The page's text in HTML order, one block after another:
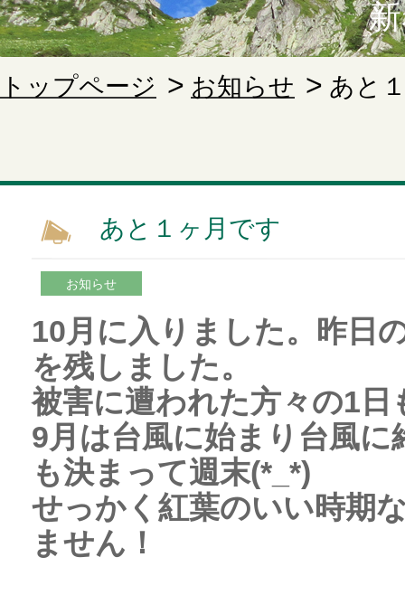
トップページ お知らせ あと
あと１ヶ月です
お知らせ
10月に入りました。昨日
を残しました。
被害に遭われた方々の1
9月は台風に始まり台風
も決まって週末(*_*)
せっかく紅葉のいい時期
ません！